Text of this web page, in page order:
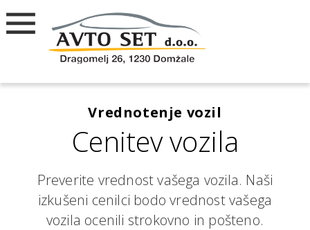
Cenitev vozila
Vrednotenje vozil
Preverite vrednost vašega vozila. Naši
izkušeni cenilci bodo vrednost vašega
vozila ocenili strokovno in pošteno.